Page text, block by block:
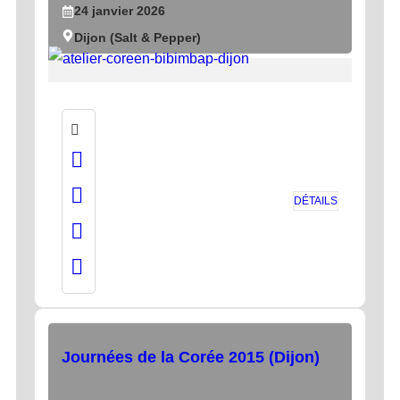
24 janvier 2026
Dijon (Salt & Pepper)
DÉTAILS
Journées de la Corée 2015 (Dijon)